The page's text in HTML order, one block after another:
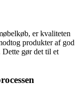
er kvaliteten
produkter af god
gør det til et